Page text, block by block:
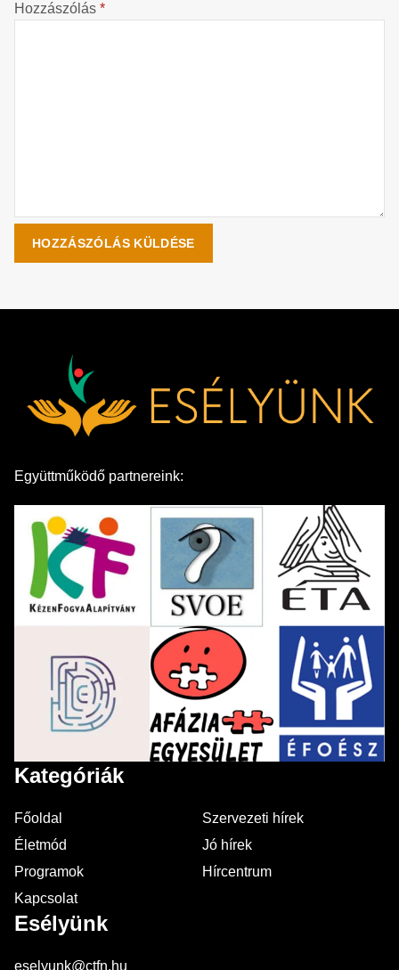
Hozzászólás *
Együttműködő partnereink:
Kategóriák
Főoldal
Szervezeti hírek
Életmód
Jó hírek
Programok
Hírcentrum
Kapcsolat
Esélyünk
eselyunk@ctfn.hu